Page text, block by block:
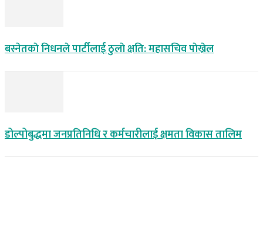
बस्नेतकाे निधनले पार्टीलाई ठुलाे क्षति: महासचिव पाेख्रेल
डोल्पोबुद्धमा जनप्रतिनिधि र कर्मचारीलाई क्षमता विकास तालिम